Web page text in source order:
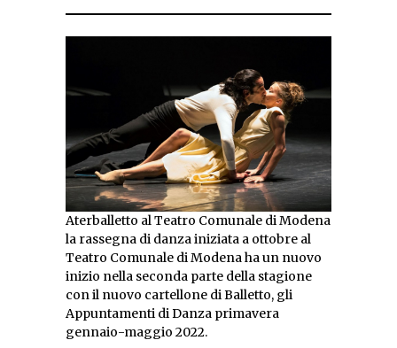
Aterballetto al Teatro Comunale di Modena
la rassegna di danza iniziata a ottobre al
Teatro Comunale di Modena ha un nuovo
inizio nella seconda parte della stagione
con il nuovo cartellone di Balletto, gli
Appuntamenti di Danza primavera
gennaio-maggio 2022.